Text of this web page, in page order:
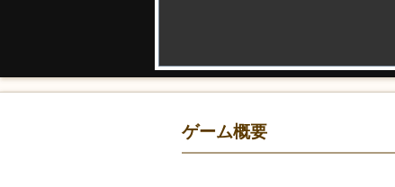
ゲーム概要